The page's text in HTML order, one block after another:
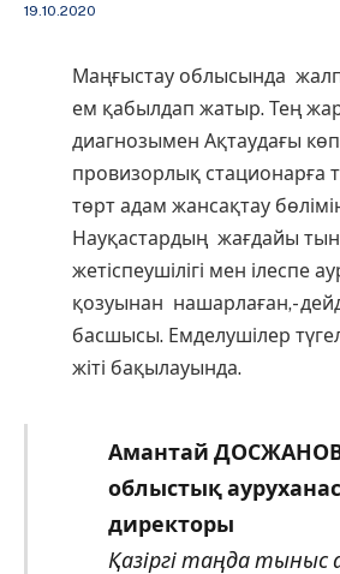
19.10.2020
Маңғыстау облысында
ем қабылдап жатыр. Тең
диагнозымен Ақтаудағы
провизорлық стационарға
төрт адам жансақтау
Науқастардың жағдайы
жетіспеушілігі мен ілеспе
қозуынан нашарлаған,-
басшысы. Емделушілер
жіті бақылауында.
Амантай
облыстық
директоры
Қазіргі таңда тыныс